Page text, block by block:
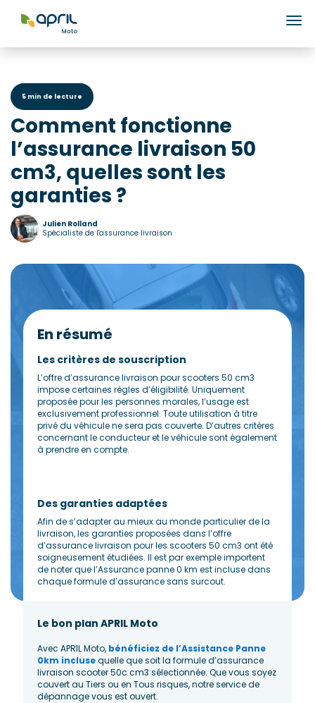
5 min de lecture
Comment fonctionne
l’assurance livraison 50
cm3, quelles sont les
garanties ?
Julien Rolland
Spécialiste de l'assurance livraison
En résumé
Les critères de souscription
L’offre d’assurance livraison pour scooters 50 cm3
impose certaines règles d’éligibilité. Uniquement
proposée pour les personnes morales, l’usage est
exclusivement professionnel. Toute utilisation à titre
privé du véhicule ne sera pas couverte. D’autres critères
concernant le conducteur et le véhicule sont également
à prendre en compte.
Des garanties adaptées
Afin de s’adapter au mieux au monde particulier de la
livraison, les garanties proposées dans l’offre
d’assurance livraison pour les scooters 50 cm3 ont été
soigneusement étudiées. Il est par exemple importent
de noter que l’Assurance panne 0 km est incluse dans
chaque formule d’assurance sans surcout.
Le bon plan APRIL Moto
Avec APRIL Moto, bénéficiez de l’Assistance Panne
0km inclusequelle que soit la formule d’assurance
livraison scooter 50c cm3 sélectionnée. Que vous soyez
couvert au Tiers ou en Tous risques, notre service de
dépannage vous est ouvert.